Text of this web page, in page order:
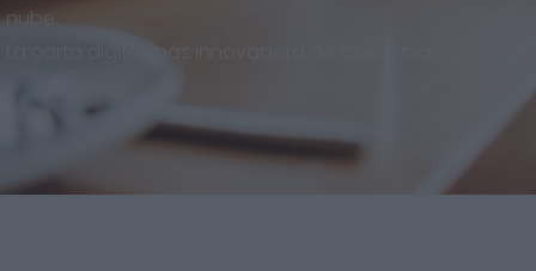
nube.
La carta digital más innovadora de Colombia.